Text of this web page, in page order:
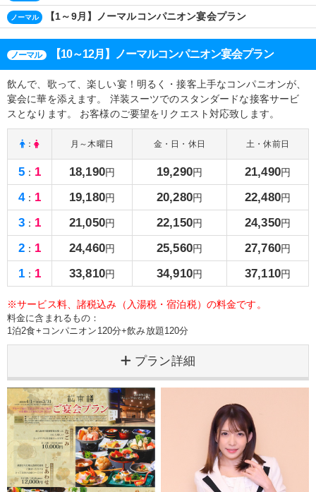
ノーマル 【1～9月】ノーマルコンパニオン宴会プラン
ノーマル 【10～12月】ノーマルコンパニオン宴会プラン
飲んで、歌って、楽しい宴！明るく・接客上手なコンパニオンが、
宴会に華を添えます。 洋装スーツでのスタンダードな接客サービ
スとなります。 お客様のご要望をリクエスト対応致します。
： 月～木曜日 金・日・休日 土・休前日
5： 1 18,190円 19,290円 21,490円
4： 1 19,180円 20,280円 22,480円
3： 1 21,050円 22,150円 24,350円
2： 1 24,460円 25,560円 27,760円
1： 1 33,810円 34,910円 37,110円
※サービス料、諸税込み（入湯税・宿泊税）の料金です。
料金に含まれるもの：
1泊2食+コンパニオン120分+飲み放題120分
プラン詳細